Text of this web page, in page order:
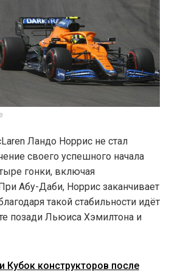
Ландо Норрис не стал
своего успешного начала
гонки, включая
Абу-Даби, Норрис заканчивает
такой стабильности идёт
позади Льюиса Хэмилтона и
Кубок конструкторов после